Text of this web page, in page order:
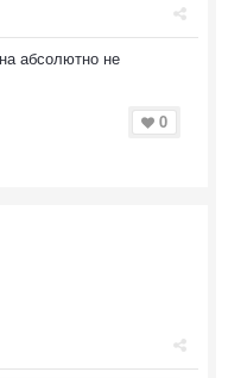
абсолютно не
0